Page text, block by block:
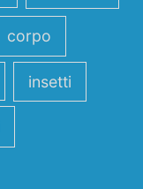
corpo
insetti